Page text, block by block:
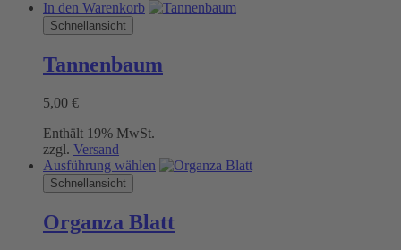
In den Warenkorb
Schnellansicht
Tannenbaum
5,00 €
Enthält 19% MwSt.
zzgl. Versand
Ausführung wählen Dieses
Varianten
Schnellansicht
Organza Blatt